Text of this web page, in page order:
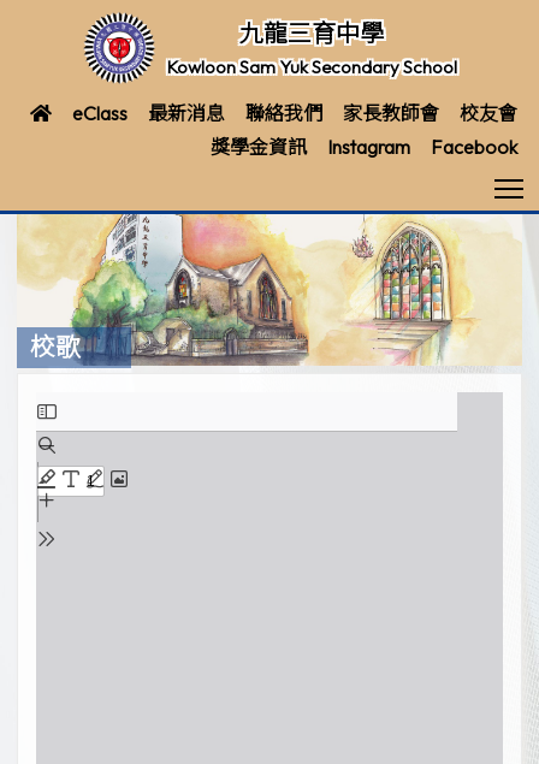
九龍三育中學
Kowloon Sam Yuk Secondary School
eClass 最新消息 聯絡我們 家長教師會
校友會
獎學金資訊
Instagram Facebook
校歌